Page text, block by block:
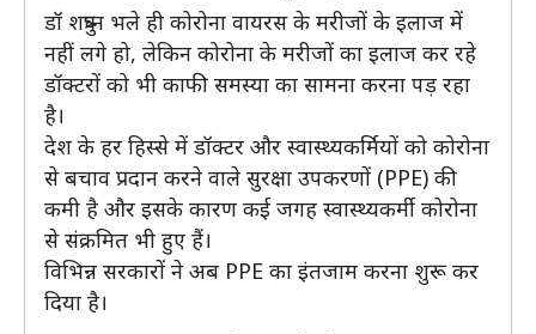
डॉ शत्रुघ्न भले ही कोरोना वायरस के मरीजों के इलाज में
नहीं लगे हो, लेकिन कोरोना के मरीजों का इलाज कर रहे
डॉक्टरों को भी काफी समस्या का सामना करना पड़ रहा
है।
देश के हर हिस्से में डॉक्टर और स्वास्थ्यकर्मियों को कोरोना
से बचाव प्रदान करने वाले सुरक्षा उपकरणों (PPE) की
कमी है और इसके कारण कई जगह स्वास्थ्यकर्मी कोरोना
से संक्रमित भी हुए हैं।
विभिन्न सरकारों ने अब PPE का इंतजाम करना शुरू कर
दिया है।